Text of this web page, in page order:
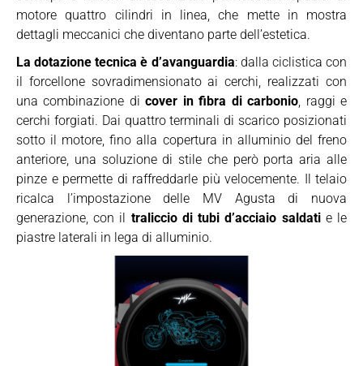
motore quattro cilindri in linea, che mette in mostra
dettagli meccanici che diventano parte dell’estetica.
La dotazione tecnica è d’avanguardia: dalla ciclistica con
il forcellone sovradimensionato ai cerchi, realizzati con
una combinazione dicover in fibra di carbonio , raggi e
cerchi forgiati. Dai quattro terminali di scarico posizionati
sotto il motore, fino alla copertura in alluminio del freno
anteriore, una soluzione di stile che però porta aria alle
pinze e permette di raffreddarle più velocemente. Il telaio
ricalca l’impostazione delle MV Agusta di nuova
generazione, con il traliccio di tubi d’acciaio saldatie le
piastre laterali in lega di alluminio.